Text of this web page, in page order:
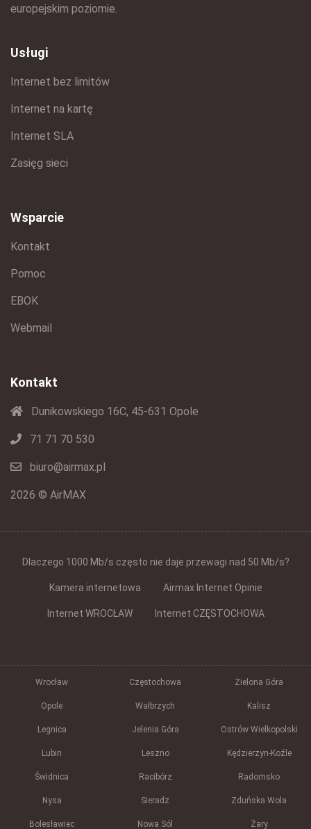
europejskim poziomie.
Usługi
Internet bez limitów
Internet na kartę
Internet SLA
Zasięg sieci
Wsparcie
Kontakt
Pomoc
EBOK
Webmail
Kontakt
Dunikowskiego 16C, 45-631 Opole
71 71 70 530
biuro@airmax.pl
2026 © AirMAX
Dlaczego 1000 Mb/s często nie daje przewagi nad 50 Mb/s?
Kamera internetowa Airmax Internet Opinie
Internet WROCŁAW Internet CZĘSTOCHOWA
Wrocław Częstochowa Zielona Góra
Opole Wałbrzych Kalisz
Legnica Jelenia Góra Ostrów Wielkopolski
Lubin Leszno Kędzierzyn-Koźle
Świdnica Racibórz Radomsko
Nysa Sieradz Zduńska Wola
Bolesławiec Nowa Sól Żary